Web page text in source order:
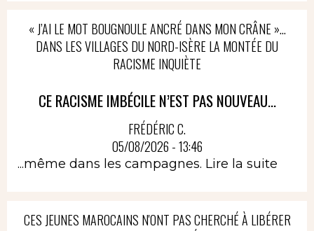
« J’AI LE MOT BOUGNOULE ANCRÉ DANS MON CRÂNE »…
DANS LES VILLAGES DU NORD-ISÈRE LA MONTÉE DU
RACISME INQUIÈTE
CE RACISME IMBÉCILE N’EST PAS NOUVEAU...
FRÉDÉRIC C.
05/08/2026 - 13:46
...même dans les campagnes. Lire la suite
CES JEUNES MAROCAINS N'ONT PAS CHERCHÉ À LIBÉRER